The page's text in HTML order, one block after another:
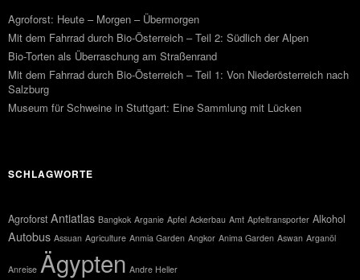
Agroforst: Heute – Morgen – Übermorgen
Mit dem Fahrrad durch Bio-Österreich – Teil 2: Südlich der Alpen
Bio-Torten als Überraschung am Straßenrand
Mit dem Fahrrad durch Bio-Österreich – Teil 1: Von Niederösterreich nach
Salzburg
Museum für Schweine in Stuttgart: Eine Sammlung mit Lücken
SCHLAGWORTE
Agroforst Antiatlas Bangkok Arganie Apfel Ackerbau Amt Apfeltransporter Alkohol
Autobus Assuan Agriculture Anmia Garden Angkor Anima Garden Aswan Arganöl
Anreise Ägypten Andre Heller